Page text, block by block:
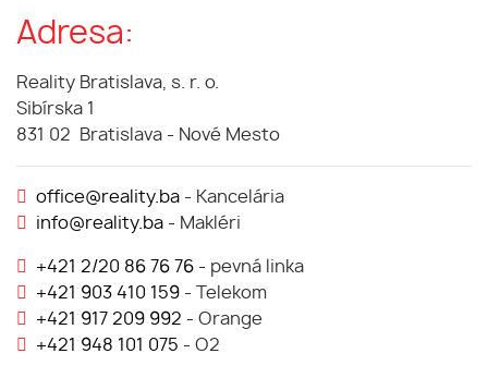
Adresa:
Reality Bratislava, s. r. o.
Sibírska 1
831 02 Bratislava - Nové Mesto
office@reality.ba - Kancelária
info@reality.ba - Makléri
+421 2/20 86 76 76 - pevná linka
+421 903 410 159 - Telekom
+421 917 209 992 - Orange
+421 948 101 075 - O2